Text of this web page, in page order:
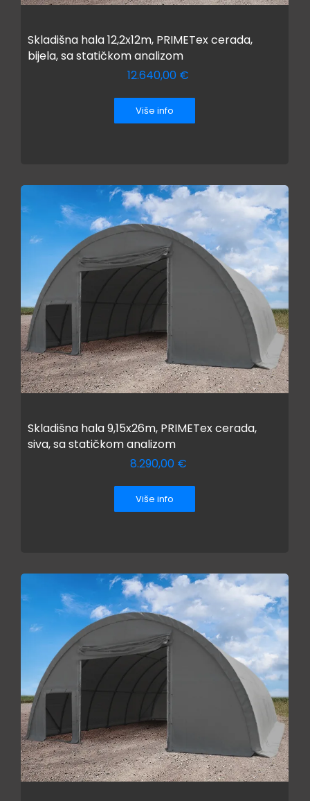
Skladišna hala 12,2x12m, PRIMETex cerada,
bijela, sa statičkom analizom
12.640,00 €
Više info
Skladišna hala 9,15x26m, PRIMETex cerada,
siva, sa statičkom analizom
8.290,00 €
Više info